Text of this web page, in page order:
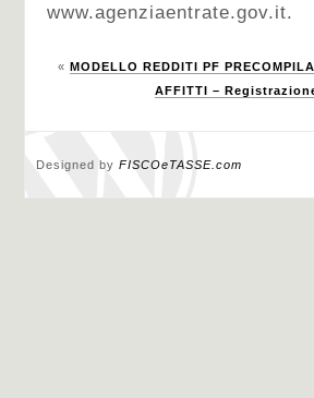
www.agenziaentrate.gov.it.
« MODELLO REDDITI PF
AFFITTI –
Designed by FISCOeTASSE.com